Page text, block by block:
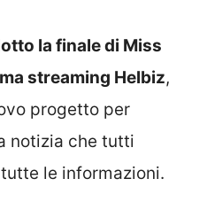
la finale di Miss
streaming Helbiz,
progetto per
notizia che tutti
le informazioni.